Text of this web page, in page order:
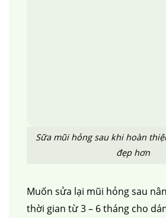
Sữa mũi hỏng sau khi hoàn
đẹp hơn
Muốn sửa lại mũi hỏng sau
thời gian từ 3 – 6 tháng cho